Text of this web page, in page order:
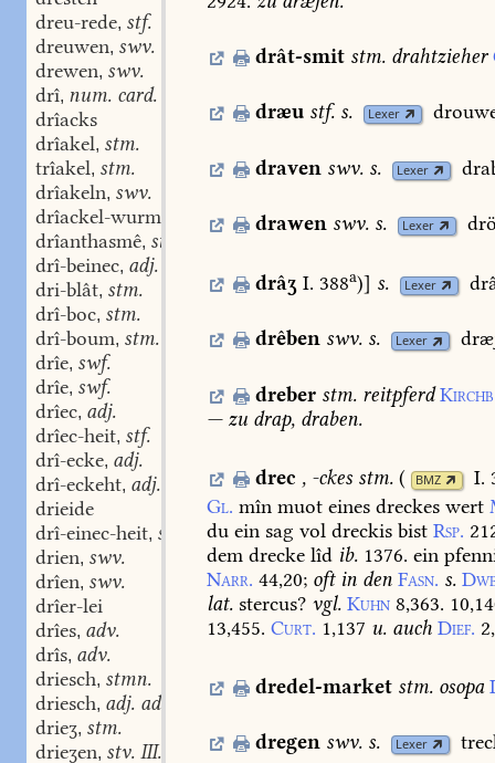
dreu-rede, stf.
dreuwen, swv.
drewen, swv.
drî, num. card.
drîacks
drîakel, stm.
trîakel, stm.
drîakeln, swv.
drîackel-wurm
drîanthasmê, stm.
drî-beinec, adj.
dri-blât, stm.
drî-boc, stm.
drî-boum, stm.
drîe, swf.
drîe, swf.
drîec, adj.
drîec-heit, stf.
drî-ecke, adj.
drî-eckeht, adj.
drieide
drî-einec-heit, stf.
drien, swv.
drîen, swv.
drîer-lei
drîes, adv.
drîs, adv.
driesch, stmn.
driesch, adj. adv.
drieʒ, stm.
drieʒen, stv. III.
drât-smit stm. drahtzieher
dræu stf. s. Lexer
draven swv. s. Lexer
drawen swv. s. Lexer
drâʒ I. 388a)] s. Lexer
drêben swv. s. Lexer
dreber stm. reitpferd
— zu drap, draben.
drec , -ckes stm. ( BMZ
I.
Gl. mîn muot eines dreckes wert
du ein sag vol dreckis bist Rsp.
dem drecke lîd ib. 1376. ein
Narr. 44,20; oftin den Fasn. s.
lat. stercus? vgl. Kuhn 8,363.
13,455. Curt. 1,137 u. auch Dief.
dredel-market stm. osopa
dregen swv. s. Lexer